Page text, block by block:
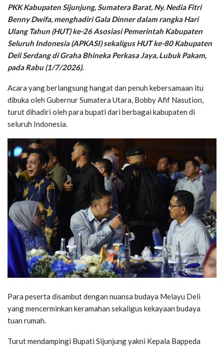
PKK Kabupaten Sijunjung, Sumatera Barat, Ny. Nedia Fitri
Benny Dwifa, menghadiri Gala Dinner dalam rangka Hari
Ulang Tahun (HUT) ke-26 Asosiasi Pemerintah Kabupaten
Seluruh Indonesia (APKASI) sekaligus HUT ke-80 Kabupaten
Deli Serdang di Graha Bhineka Perkasa Jaya, Lubuk Pakam,
pada Rabu (1/7/2026).
Acara yang berlangsung hangat dan penuh kebersamaan itu
dibuka oleh Gubernur Sumatera Utara, Bobby Afif Nasution,
turut dihadiri oleh para bupati dari berbagai kabupaten di
seluruh Indonesia.
Para peserta disambut dengan nuansa budaya Melayu Deli
yang mencerminkan keramahan sekaligus kekayaan budaya
tuan rumah.
Turut mendampingi Bupati Sijunjung yakni Kepala Bappeda